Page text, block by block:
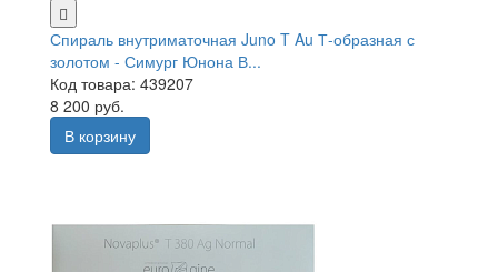
Спираль внутриматочная Juno T Au Т-образная с
золотом - Симург Юнона В...
Код товара: 439207
8 200 руб.
В корзину